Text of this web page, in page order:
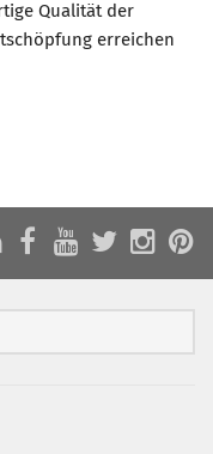
Qualität der
erreichen